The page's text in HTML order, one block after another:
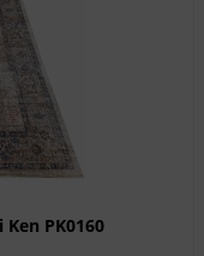
PK0160